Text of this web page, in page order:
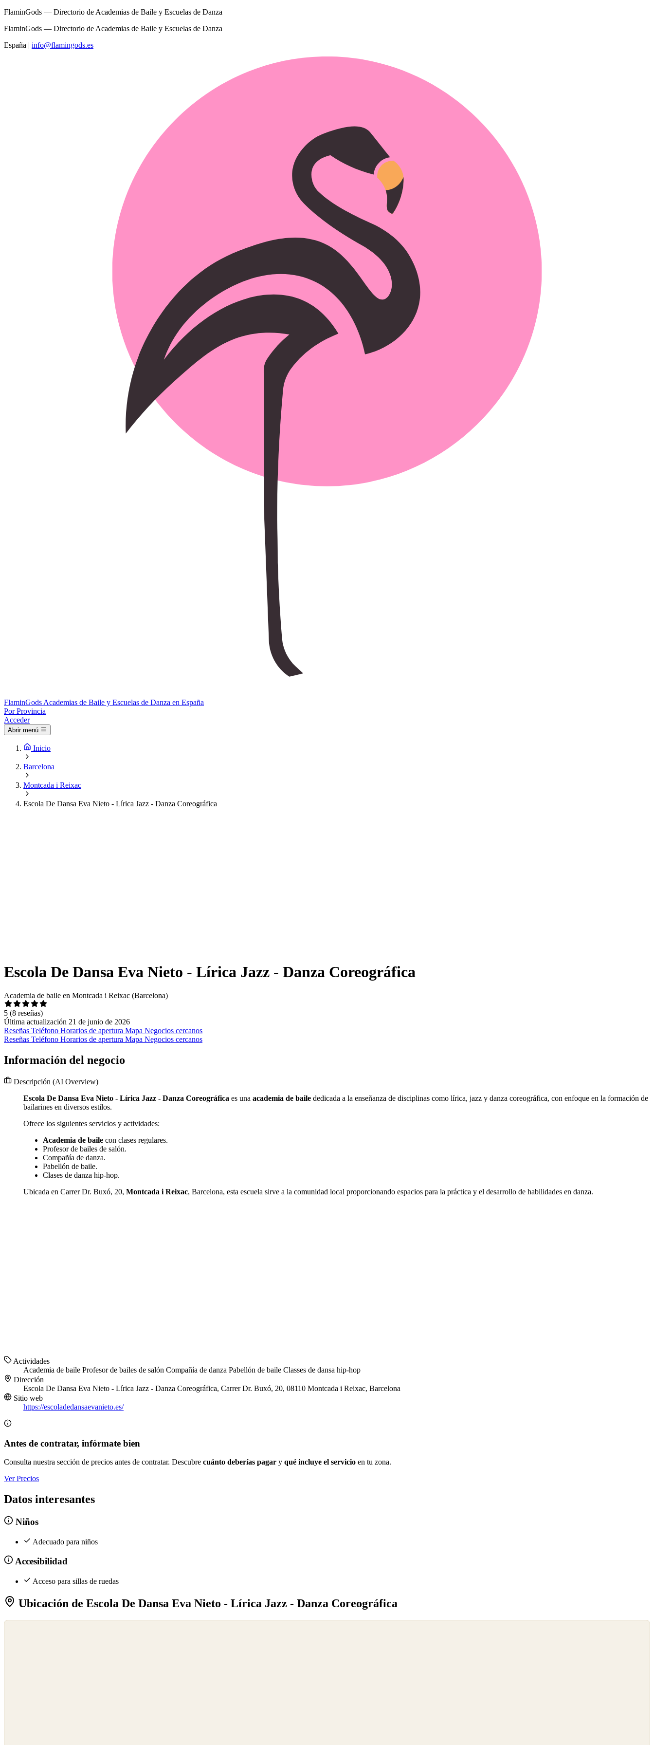
FlaminGods — Directorio de Academias de Baile y Escuelas de Danza
FlaminGods — Directorio de Academias de Baile y Escuelas de Danza
España | info@flamingods.es
FlaminGods Academias de Baile y Escuelas de Danza en España
Por Provincia
Acceder
Abrir menú
Inicio
Barcelona
Montcada i Reixac
Escola De Dansa Eva Nieto - Lírica Jazz - Danza Coreográfica
Escola De Dansa Eva Nieto - Lírica Jazz - Danza Coreográfica
Academia de baile en Montcada i Reixac (Barcelona)
5 (8 reseñas)
Última actualización 21 de junio de 2026
Reseñas Teléfono Horarios de apertura Mapa Negocios cercanos
Reseñas Teléfono Horarios de apertura Mapa Negocios cercanos
Información del negocio
Descripción (AI Overview)
Escola De Dansa Eva Nieto - Lírica Jazz - Danza Coreográfica es una academia de baile dedicada a la enseñanza de disciplinas como lírica, jazz y danza coreográfica, con enfoque en la formación de
bailarines en diversos estilos.
Ofrece los siguientes servicios y actividades:
Academia de baile con clases regulares.
Profesor de bailes de salón.
Compañía de danza.
Pabellón de baile.
Clases de danza hip-hop.
Ubicada en Carrer Dr. Buxó, 20, Montcada i Reixac, Barcelona, esta escuela sirve a la comunidad local proporcionando espacios para la práctica y el desarrollo de habilidades en danza.
Actividades
Academia de baile Profesor de bailes de salón Compañía de danza Pabellón de baile Classes de dansa hip-hop
Dirección
Escola De Dansa Eva Nieto - Lírica Jazz - Danza Coreográfica, Carrer Dr. Buxó, 20, 08110 Montcada i Reixac, Barcelona
Sitio web
https://escoladedansaevanieto.es/
Antes de contratar, infórmate bien
Consulta nuestra sección de precios antes de contratar. Descubre cuánto deberías pagar y qué incluye el servicio en tu zona.
Ver Precios
Datos interesantes
Niños
Adecuado para niños
Accesibilidad
Acceso para sillas de ruedas
Ubicación de Escola De Dansa Eva Nieto - Lírica Jazz - Danza Coreográfica